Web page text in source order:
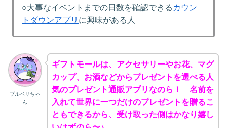
○大事なイベントまでの日数を確認できる カウン
トダウンアプリ に興味がある人
ブルベリちゃ
ん
ギフトモールは、アクセサリーやお花、マグ
カップ、お酒などからプレゼントを選べる人
気のプレゼント通販アプリなのら！ 名前を
入れて世界に一つだけのプレゼントを贈るこ
ともできるから、受け取った側はかなり嬉し